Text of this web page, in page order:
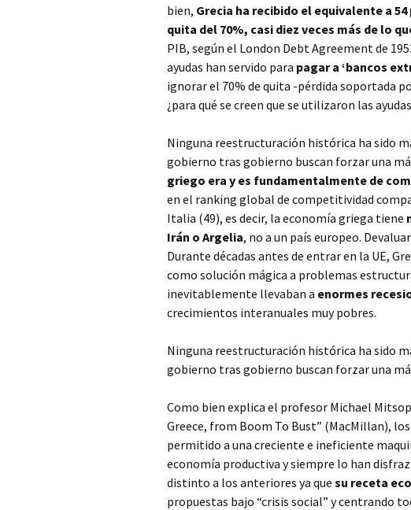
bien, Grecia ha recibido el equivalente a
quita del 70%, casi diez veces más de lo
PIB, según el London Debt Agreement de
ayudas han servido para pagar a ‘bancos
ignorar el 70% de quita -pérdida soportada
¿para qué se creen que se utilizaron las
Ninguna reestructuración histórica ha sido
gobierno tras gobierno buscan forzar una
griego era y es fundamentalmente de
en el ranking global de competitividad
Italia (49), es decir, la economía griega tiene
Irán o Argelia, no a un país europeo.
Durante décadas antes de entrar en la UE,
como solución mágica a problemas
inevitablemente llevaban a enormes
crecimientos interanuales muy pobres.
Ninguna reestructuración histórica ha sido
gobierno tras gobierno buscan forzar una
Como bien explica el profesor Michael
Greece, from Boom To Bust” (MacMillan),
permitido a una creciente e ineficiente
economía productiva y siempre lo han
distinto a los anteriores ya que su receta
propuestas bajo “crisis social” y centrando